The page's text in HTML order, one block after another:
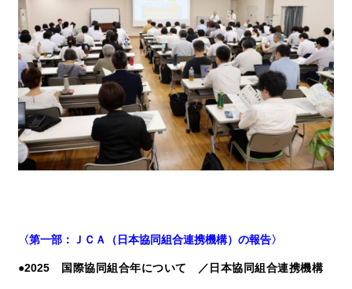
〈第一部：ＪＣＡ（日本協同組合連携機構）の報告〉
●2025 国際協同組合年について ／ 日本協同組合連携機構